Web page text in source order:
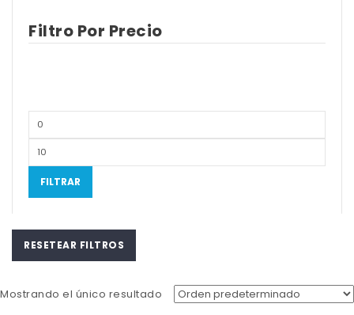
Filtro Por Precio
Precio
mínimo
Precio
máximo
FILTRAR
RESETEAR FILTROS
Mostrando el único resultado